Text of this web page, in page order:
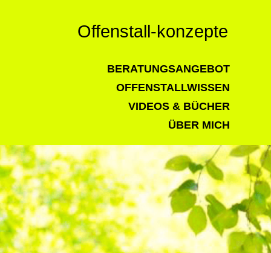
Offenstall-konzepte
BERATUNGSANGEBOT
OFFENSTALLWISSEN
VIDEOS & BÜCHER
ÜBER MICH